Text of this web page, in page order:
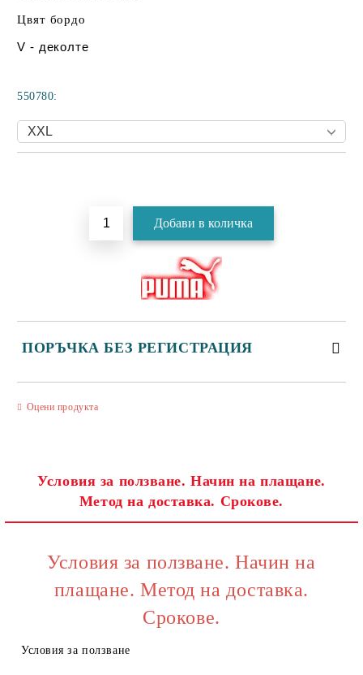
Цвят бордо
V - деколте
550780:
ПОРЪЧКА БЕЗ РЕГИСТРАЦИЯ
Съгласен съм сПолитиката за лични данни
Оцени продукта
Условия за ползване. Начин на плащане.
Метод на доставка. Срокове.
Условия за ползване. Начин на
плащане. Метод на доставка.
Срокове.
Условия за ползване